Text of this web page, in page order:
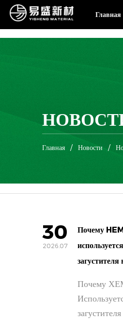
Главная
Главная / Новости /
30
2026.07
Почему
загустителя
Почему